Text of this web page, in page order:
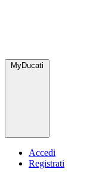
MyDucati
Accedi
Registrati